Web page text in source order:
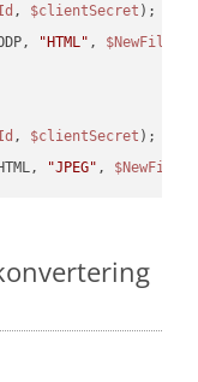
, $clientSecret
"HTML" , $NewFile
, $clientSecret
"JPEG" , $NewFile